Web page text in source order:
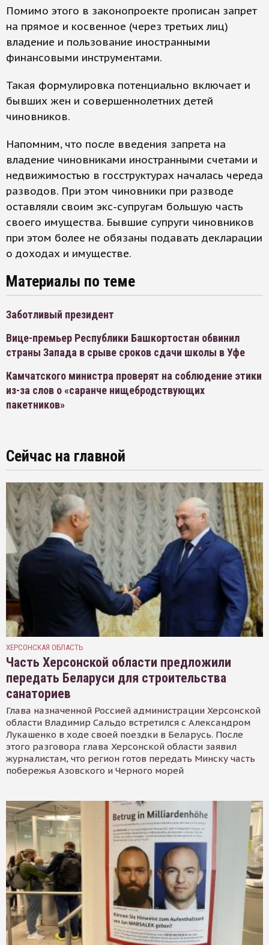
Помимо этого в законопроекте прописан запрет
на прямое и косвенное (через третьих лиц)
владение и пользование иностранными
финансовыми инструментами.
Такая формулировка потенциально включает и
бывших жен и совершеннолетних детей
чиновников.
Напомним, что после введения запрета на
владение чиновниками иностранными счетами и
недвижимостью в госструктурах началась череда
разводов. При этом чиновники при разводе
оставляли своим экс-супругам большую часть
своего имущества. Бывшие супруги чиновников
при этом более не обязаны подавать декларации
о доходах и имуществе.
Материалы по теме
Заботливый президент
Вице-премьер Республики Башкортостан обвинил
страны Запада в срыве сроков сдачи школы в Уфе
Камчатского министра проверят на соблюдение этики
из-за слов о «саранче нищебродствующих
пакетников»
Сейчас на главной
ХЕРСОНСКАЯ ОБЛАСТЬ
Часть Херсонской области предложили
передать Беларуси для строительства
санаториев
Глава назначенной Россией администрации Херсонской
области Владимир Сальдо встретился с Александром
Лукашенко в ходе своей поездки в Беларусь. После
этого разговора глава Херсонской области заявил
журналистам, что регион готов передать Минску часть
побережья Азовского и Черного морей